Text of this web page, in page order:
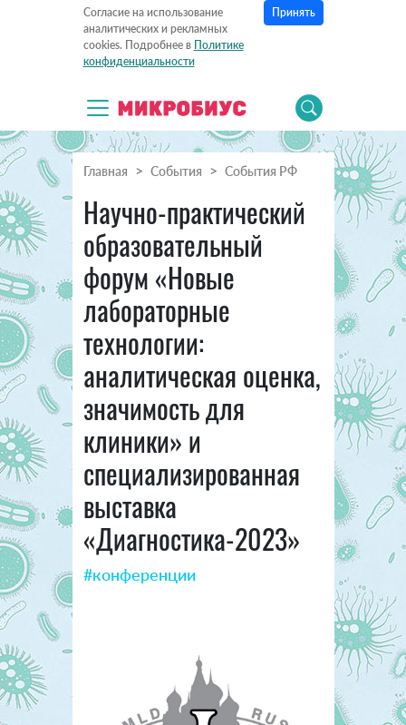
Согласие на использование
аналитических и рекламных
cookies. Подробнее в Политике
конфиденциальности
Принять
Главная События События РФ
Научно-практический
образовательный
форум «Новые
лабораторные
технологии:
аналитическая оценка,
значимость для
клиники» и
специализированная
выставка
«Диагностика-2023»
#конференции